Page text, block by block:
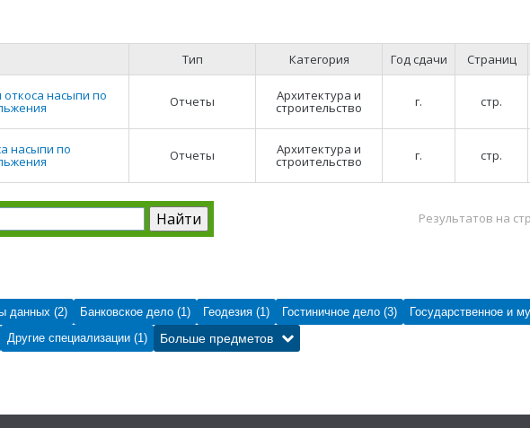
Тип Категория Год сдачи Страниц
насыпи по Отчеты Архитектура и
строительство г. стр.
насыпи по Отчеты Архитектура и
строительство г. стр.
Результатов на
данных (2) Банковское дело (1) Геодезия (1) Гостиничное дело (3)
Государственное и
Другие специализации (1) Больше предметов